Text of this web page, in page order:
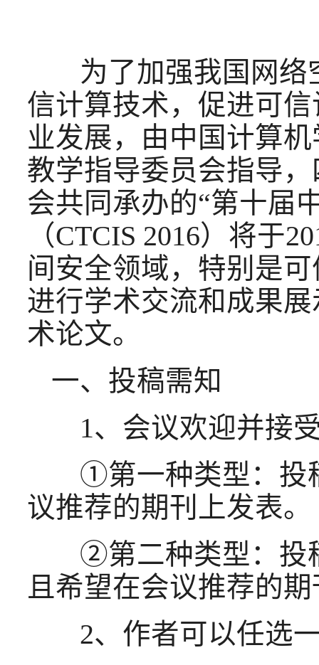
为了加强我国网络
信计算技术，促进可
业发展，由中国计算
教学指导委员会指导
会共同承办的“第十届
（CTCIS 2016）将于
间安全领域，特别是
进行学术交流和成果
术论文。
一、投稿需知
1、会议欢迎并接
①第一种类型：投
议推荐的期刊上发表。
②第二种类型：投
且希望在会议推荐的
2、作者可以任选